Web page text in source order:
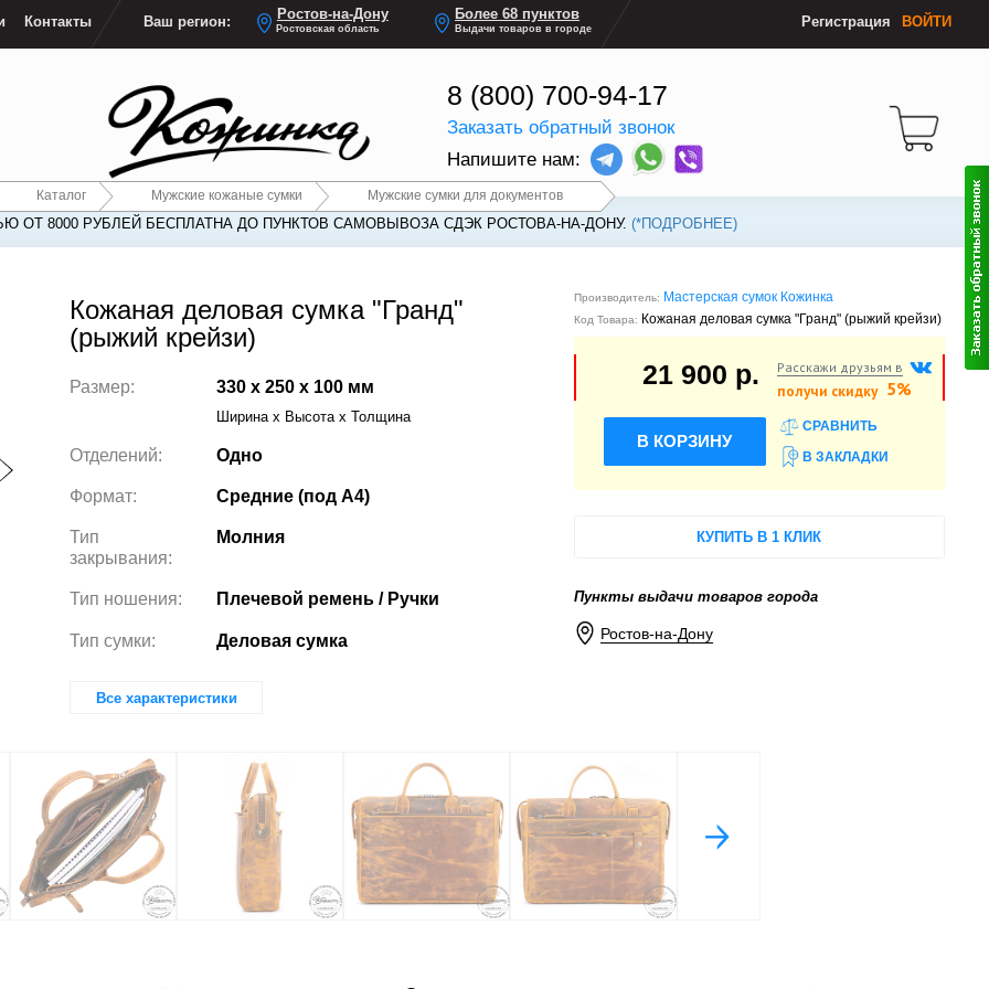
Контакты Ваш регион: Ростов-на-Дону
Ростовская область
Более 68 пунктов
Выдачи товаров в городе Регистрация ВОЙТИ
8 (800) 700-94-17
Заказать обратный звонок
Напишите нам:
Каталог Мужские кожаные сумки Мужские сумки для документов
ОТ 8000 РУБЛЕЙ БЕСПЛАТНА ДО ПУНКТОВ САМОВЫВОЗА СДЭК РОСТОВА-НА-ДОНУ. (*ПОДРОБНЕЕ)
Кожаная деловая сумка "Гранд"
(рыжий крейзи)
Размер: 330 x 250 x 100 мм
Ширина x Высота x Толщина
Отделений: Одно
Формат: Средние (под А4)
Тип
закрывания:
Молния
Тип ношения: Плечевой ремень / Ручки
Тип сумки: Деловая сумка
Все характеристики
Производитель: Мастерская сумок Кожинка
Код Товара: Кожаная деловая сумка "Гранд" (рыжий крейзи)
21 900 р. Расскажи друзьям в
получи скидку 5%
В КОРЗИНУ
СРАВНИТЬ
В ЗАКЛАДКИ
КУПИТЬ В 1 КЛИК
Пункты выдачи товаров города
Ростов-на-Дону